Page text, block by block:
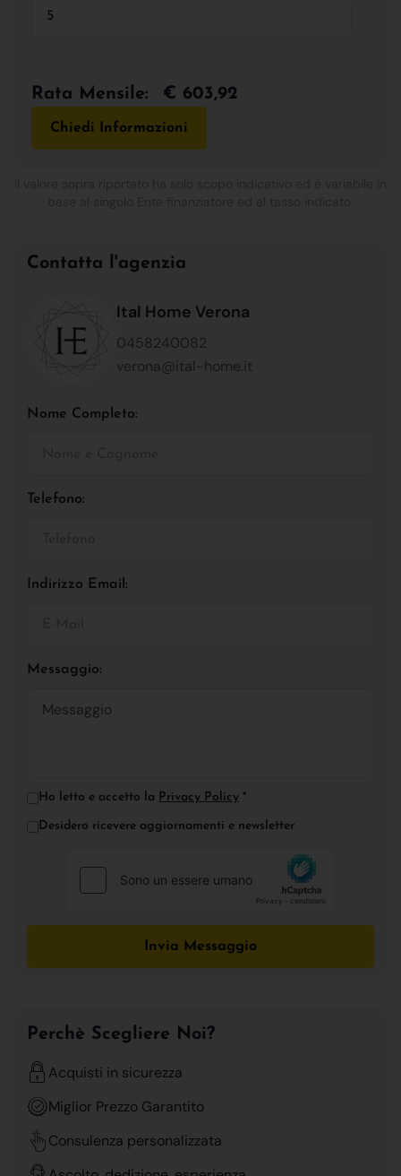
Rata Mensile: € 603,92
Chiedi Informazioni
Contatta l'agenzia
Ital Home Verona
0458240082
verona@ital-home.it
Nome Completo:
Telefono:
Indirizzo Email:
Messaggio:
Ho letto e accetto la Privacy Policy *
Desidero ricevere aggiornamenti e newsletter
Invia Messaggio
Perchè Scegliere Noi?
Acquisti in sicurezza
Miglior Prezzo Garantito
Consulenza personalizzata